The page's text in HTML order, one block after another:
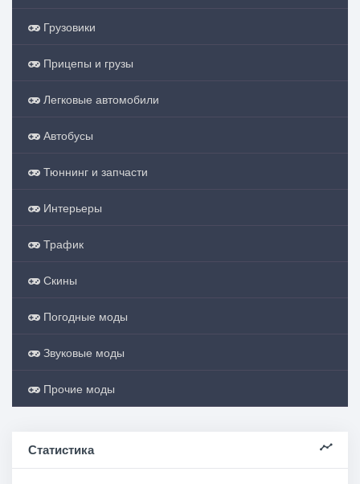
Грузовики
Прицепы и грузы
Легковые автомобили
Автобусы
Тюннинг и запчасти
Интерьеры
Трафик
Скины
Погодные моды
Звуковые моды
Прочие моды
Статистика